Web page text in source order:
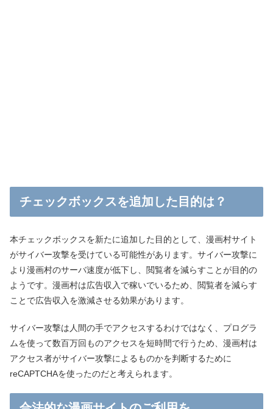
チェックボックスを追加した目的は？
本チェックボックスを新たに追加した目的として、漫画村サイト
がサイバー攻撃を受けている可能性があります。サイバー攻撃に
より漫画村のサーバ速度が低下し、閲覧者を減らすことが目的の
ようです。漫画村は広告収入で稼いでいるため、閲覧者を減らす
ことで広告収入を激減させる効果があります。
サイバー攻撃は人間の手でアクセスするわけではなく、プログラ
ムを使って数百万回ものアクセスを短時間で行うため、漫画村は
アクセス者がサイバー攻撃によるものかを判断するために
reCAPTCHAを使ったのだと考えられます。